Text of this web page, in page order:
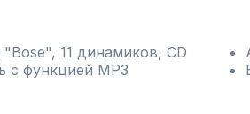
11 динамиков, CD
с функцией MP3